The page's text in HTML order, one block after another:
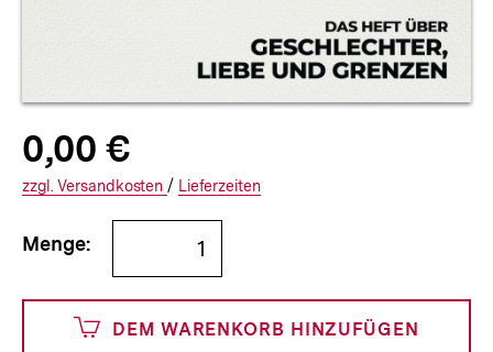
Allgemeine
Informationen
Produktpreis:
0,00 €0
€
und
0
zuzüglich
Versandkosten
Interner
Informationen
den
zzgl. zuzüglichen
Versandkosten/ Interner
Informationen
Lieferzeiten
Bestellmenge
angeben
Menge:
DEM WARENKORB HINZUFÜGEN